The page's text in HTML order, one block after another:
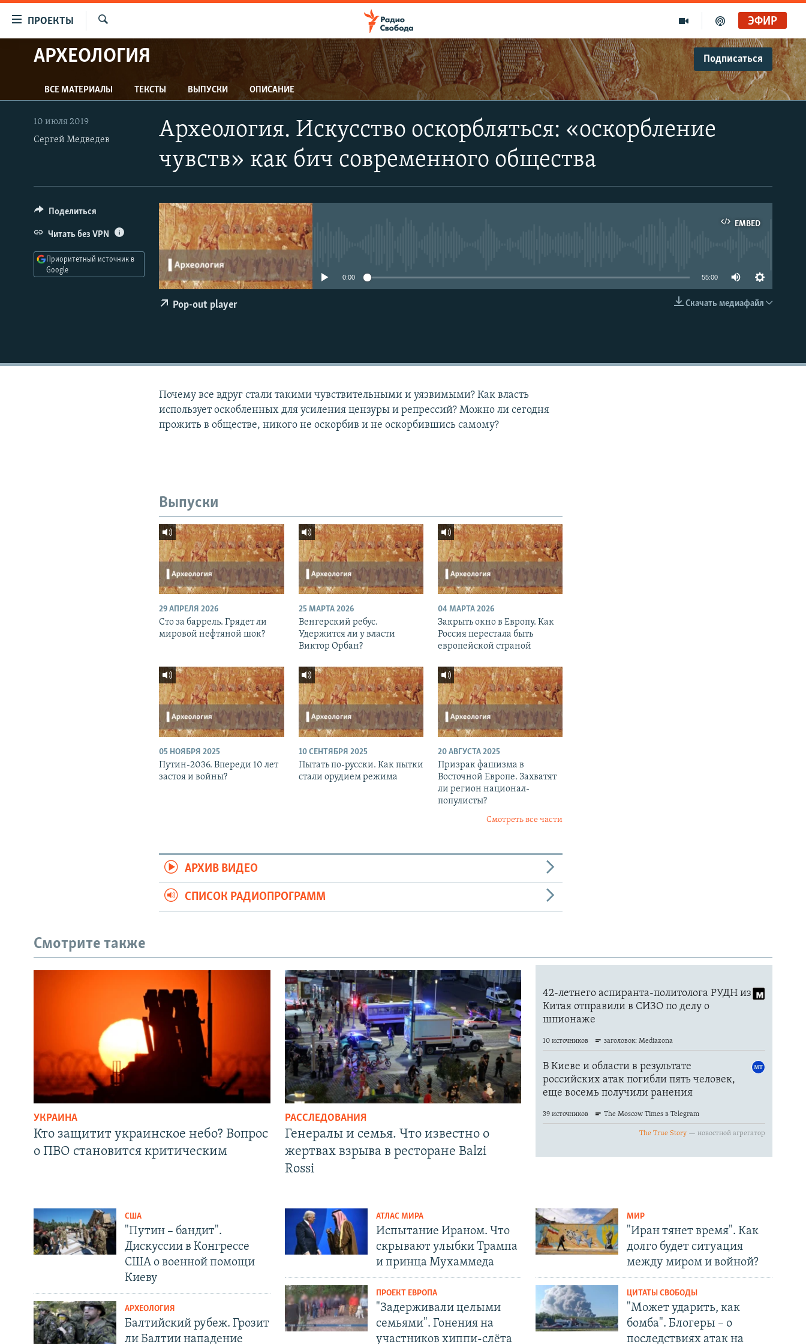
упрощенного
Вернуться
к
основному
содержанию
Вернутся
ПРОЕКТЫ
ПРОГРАММЫ
АВТОРСКИЕ ПРОЕКТЫ
ЦИТАТЫ СВОБОДЫ
МНЕНИЯ
IDEL.РЕАЛИИ
КАВКАЗ.РЕАЛИИ
СЕВЕР.РЕАЛИИ
СИБИРЬ.РЕАЛИИ
РАСПИСАНИЕ ВЕЩАНИЯ
ЭФИР
АРХЕОЛОГИЯ Подписаться
ВСЕ МАТЕРИАЛЫ ТЕКСТЫ ВЫПУСКИ ОПИСАНИЕ
Археология. Искусство оскорбляться: «оскорбление
чувств» как бич современного общества
10 июля 2019
Сергей Медведев
EMBED
EMBED
0:00 55:00
Скачать медиафайл
Pop-out player
Поделиться
Читать без VPN
Приоритетный источник в
Google
Почему все вдруг стали такими чувствительными и уязвимыми? Как власть
использует оскобленных для усиления цензуры и репрессий? Можно ли сегодня
прожить в обществе, никого не оскорбив и не оскорбившись самому?
Выпуски
29 АПРЕЛЯ 2026
Сто за баррель. Грядет ли
мировой нефтяной шок?
25 МАРТА 2026
Венгерский ребус.
Удержится ли у власти
Виктор Орбан?
04 МАРТА 2026
Закрыть окно в Европу. Как
Россия перестала быть
европейской страной
05 НОЯБРЯ 2025
Путин-2036. Впереди 10 лет
застоя и войны?
10 СЕНТЯБРЯ 2025
Пытать по-русски. Как пытки
стали орудием режима
20 АВГУСТА 2025
Призрак фашизма в
Восточной Европе. Захватят
ли регион национал-
популисты?
Смотреть все части
АРХИВ ВИДЕО
СПИСОК РАДИОПРОГРАММ
Смотрите также
УКРАИНА
Кто защитит украинское небо? Вопрос
о ПВО становится критическим
РАССЛЕДОВАНИЯ
Генералы и семья. Что известно о
жертвах взрыва в ресторане Balzi
Rossi
США
"Путин – бандит".
Дискуссии в Конгрессе
США о военной помощи
Киеву
АРХЕОЛОГИЯ
Балтийский рубеж. Грозит
ли Балтии нападение
АТЛАС МИРА
Испытание Ираном. Что
скрывают улыбки Трампа
и принца Мухаммеда
ПРОЕКТ ЕВРОПА
"Задерживали целыми
семьями". Гонения на
участников хиппи-слёта
МИР
"Иран тянет время". Как
долго будет ситуация
между миром и войной?
ЦИТАТЫ СВОБОДЫ
"Может ударить, как
бомба". Блогеры – о
последствиях атак на